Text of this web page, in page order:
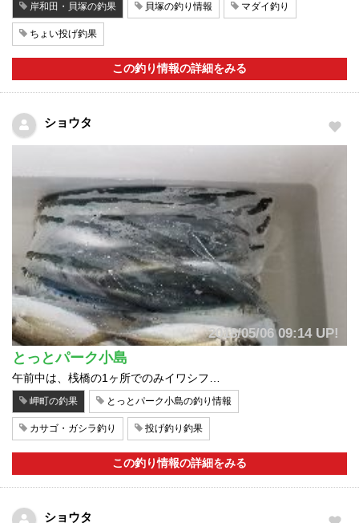
岸和田・貝塚の釣果 貝塚の釣り情報 マダイ釣り
ちょい投げ釣果
この釣り情報の詳細をみる
ショウタ
2018/05/06 09:14 UP!
とっとパーク小島
午前中は、桟橋の1ヶ所でのみイワシフ…
岬町の釣果 とっとパーク小島の釣り情報
カサゴ・ガシラ釣り 投げ釣り釣果
この釣り情報の詳細をみる
ショウタ